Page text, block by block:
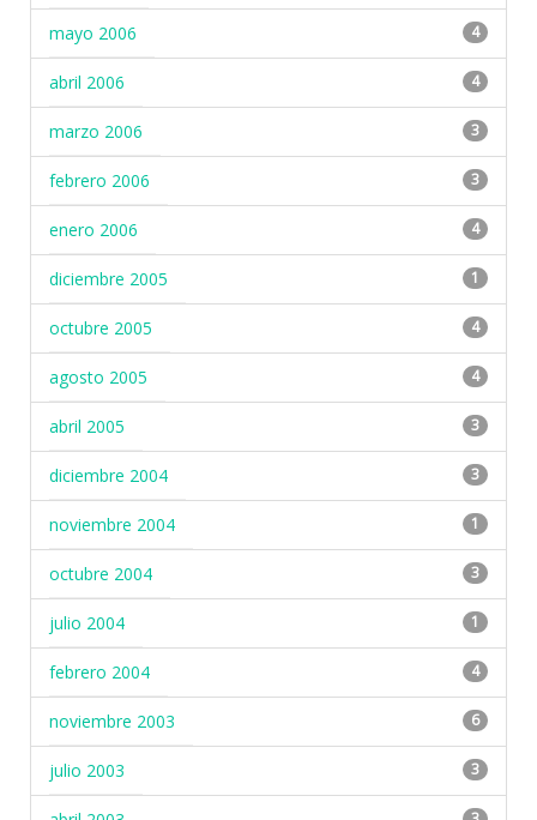
mayo 2006 4
abril 2006 4
marzo 2006 3
febrero 2006 3
enero 2006 4
diciembre 2005 1
octubre 2005 4
agosto 2005 4
abril 2005 3
diciembre 2004 3
noviembre 2004 1
octubre 2004 3
julio 2004 1
febrero 2004 4
noviembre 2003 6
julio 2003 3